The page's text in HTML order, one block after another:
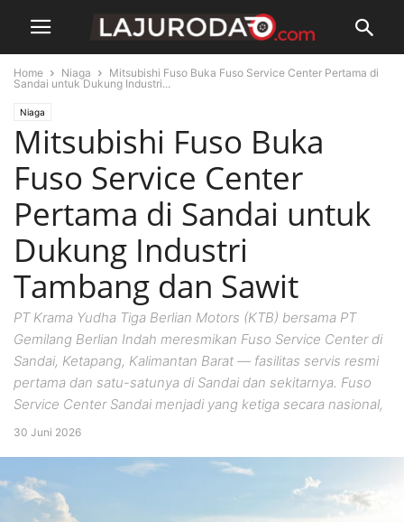
Home Niaga
Mitsubishi Fuso Buka Fuso Service Center Pertama di
Sandai untuk Dukung Industri...
Niaga
Mitsubishi Fuso Buka
Fuso Service Center
Pertama di Sandai untuk
Dukung Industri
Tambang dan Sawit
PT Krama Yudha Tiga Berlian Motors (KTB) bersama PT
Gemilang Berlian Indah meresmikan Fuso Service Center di
Sandai, Ketapang, Kalimantan Barat — fasilitas servis resmi
pertama dan satu-satunya di Sandai dan sekitarnya. Fuso
Service Center Sandai menjadi yang ketiga secara nasional,
30 Juni 2026